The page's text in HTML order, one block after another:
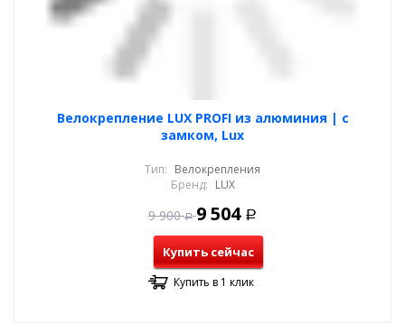
Велокрепление LUX PROFI из алюминия | с
замком, Lux
Тип: Велокрепления
Бренд: LUX
9 900 Р 9 504 Р
Купить сейчас
Купить в 1 клик